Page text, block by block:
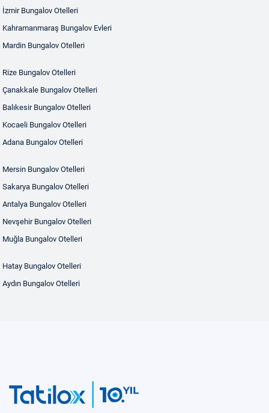
İzmir Bungalov Otelleri
Kahramanmaraş Bungalov Evleri
Mardin Bungalov Otelleri
Rize Bungalov Otelleri
Çanakkale Bungalov Otelleri
Balıkesir Bungalov Otelleri
Kocaeli Bungalov Otelleri
Adana Bungalov Otelleri
Mersin Bungalov Otelleri
Sakarya Bungalov Otelleri
Antalya Bungalov Otelleri
Nevşehir Bungalov Otelleri
Muğla Bungalov Otelleri
Hatay Bungalov Otelleri
Aydın Bungalov Otelleri